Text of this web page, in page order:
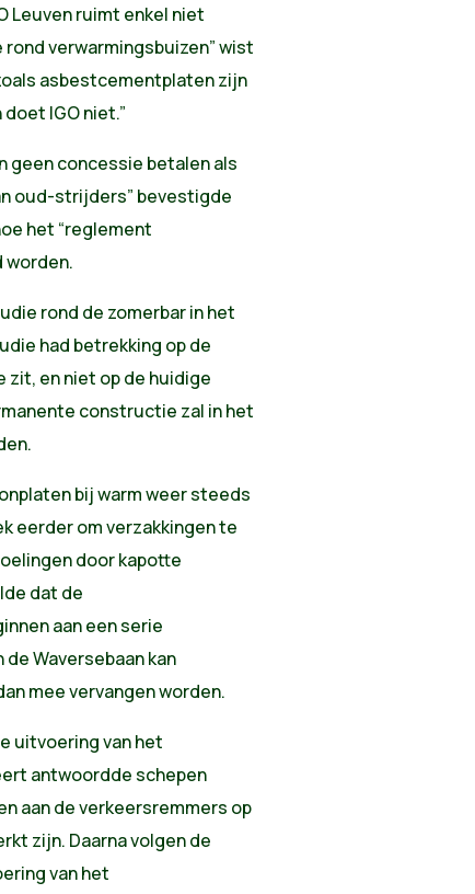
Leuven ruimt enkel niet
verwarmingsbuizen” wist
asbestcementplaten zijn
IGO niet.”
geen concessie betalen als
oud-strijders” bevestigde
het “reglement
rond de zomerbar in het
had betrekking op de
en niet op de huidige
constructie zal in het
bij warm weer steeds
eerder om verzakkingen te
door kapotte
dat de
aan een serie
Waversebaan kan
mee vervangen worden.
uitvoering van het
antwoordde schepen
aan de verkeersremmers op
zijn. Daarna volgen de
van het